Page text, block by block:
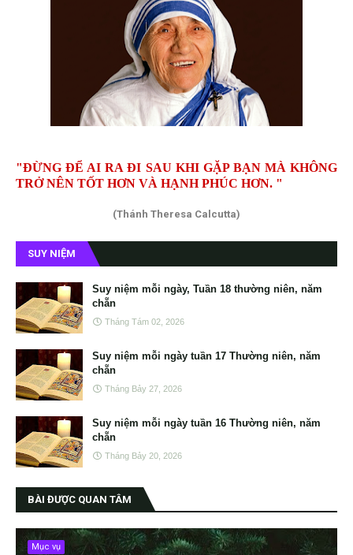
"ĐỪNG ĐỂ AI RA ĐI SAU KHI GẶP BẠN MÀ KHÔNG
TRỞ NÊN TỐT HƠN VÀ HẠNH PHÚC HƠN. "
(Thánh Theresa Calcutta)
SUY NIỆM
Suy niệm mỗi ngày, Tuần 18 thường niên, năm
chẵn
Tháng Tám 02, 2026
Suy niệm mỗi ngày tuần 17 Thường niên, năm
chẵn
Tháng Bảy 27, 2026
Suy niệm mỗi ngày tuần 16 Thường niên, năm
chẵn
Tháng Bảy 20, 2026
BÀI ĐƯỢC QUAN TÂM
Mục vụ